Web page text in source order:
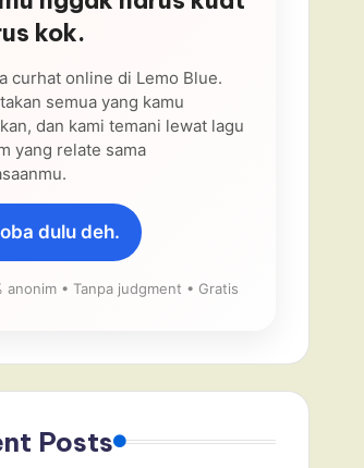
kok.
curhat online di Lemo Blue.
semua yang kamu
dan kami temani lewat lagu
yang relate sama
dulu deh.
anonim • Tanpa judgment • Gratis
Posts